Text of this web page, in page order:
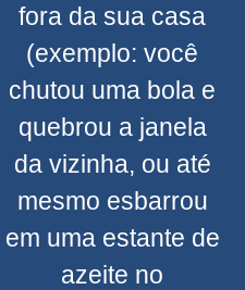
fora da sua casa
(exemplo: você
chutou uma bola e
quebrou a janela
da vizinha, ou até
mesmo esbarrou
em uma estante de
azeite no